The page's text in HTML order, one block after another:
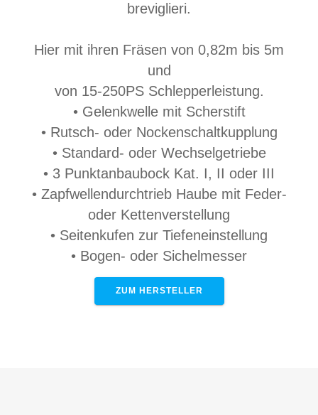
breviglieri.
Hier mit ihren Fräsen von 0,82m bis 5m
und
von 15-250PS Schlepperleistung.
• Gelenkwelle mit Scherstift
• Rutsch- oder Nockenschaltkupplung
• Standard- oder Wechselgetriebe
• 3 Punktanbaubock Kat. I, II oder III
• Zapfwellendurchtrieb Haube mit Feder-
oder Kettenverstellung
• Seitenkufen zur Tiefeneinstellung
• Bogen- oder Sichelmesser
ZUM HERSTELLER